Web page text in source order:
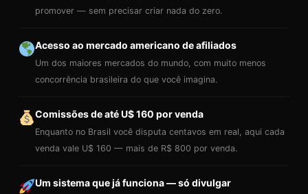
promover — sem precisar criar nada do zero.
Acesso ao mercado americano de afiliados
Um dos maiores mercados do mundo, com muito menos
concorrência brasileira do que você imagina.
Comissões de até U$ 160 por venda
Enquanto no Brasil você disputa centavos em real, aqui cada
venda vale U$ 160 — mais de R$ 800 por venda.
Um sistema que já funciona — só divulgar